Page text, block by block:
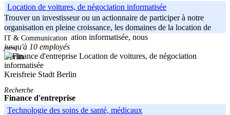
Location de voitures, de négociation informatisée
Trouver un investisseur ou un actionnaire de participer à notre
organisation en pleine croissance, les domaines de la location de
voitures et de négociation informatisée, nous
-----
Berlin
IT & Communication
jusqu'à 10 employés
Kreisfreie Stadt Berlin
Recherche
Finance d'entreprise
Technologie des soins de santé, médicaux